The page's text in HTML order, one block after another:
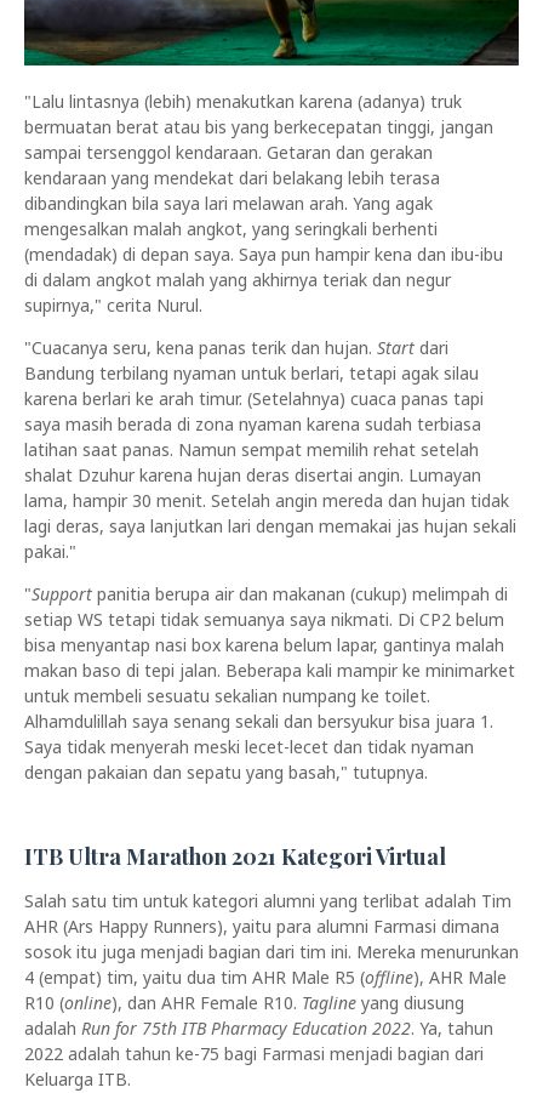
"Lalu lintasnya (lebih) menakutkan karena (adanya) truk
bermuatan berat atau bis yang berkecepatan tinggi, jangan
sampai tersenggol kendaraan. Getaran dan gerakan
kendaraan yang mendekat dari belakang lebih terasa
dibandingkan bila saya lari melawan arah. Yang agak
mengesalkan malah angkot, yang seringkali berhenti
(mendadak) di depan saya. Saya pun hampir kena dan ibu-ibu
di dalam angkot malah yang akhirnya teriak dan negur
supirnya," cerita Nurul.
"Cuacanya seru, kena panas terik dan hujan. Start dari
Bandung terbilang nyaman untuk berlari, tetapi agak silau
karena berlari ke arah timur. (Setelahnya) cuaca panas tapi
saya masih berada di zona nyaman karena sudah terbiasa
latihan saat panas. Namun sempat memilih rehat setelah
shalat Dzuhur karena hujan deras disertai angin. Lumayan
lama, hampir 30 menit. Setelah angin mereda dan hujan tidak
lagi deras, saya lanjutkan lari dengan memakai jas hujan sekali
pakai."
"Support panitia berupa air dan makanan (cukup) melimpah di
setiap WS tetapi tidak semuanya saya nikmati. Di CP2 belum
bisa menyantap nasi box karena belum lapar, gantinya malah
makan baso di tepi jalan. Beberapa kali mampir ke minimarket
untuk membeli sesuatu sekalian numpang ke toilet.
Alhamdulillah saya senang sekali dan bersyukur bisa juara 1.
Saya tidak menyerah meski lecet-lecet dan tidak nyaman
dengan pakaian dan sepatu yang basah," tutupnya.
ITB Ultra Marathon 2021 Kategori Virtual
Salah satu tim untuk kategori alumni yang terlibat adalah Tim
AHR (Ars Happy Runners), yaitu para alumni Farmasi dimana
sosok itu juga menjadi bagian dari tim ini. Mereka menurunkan
4 (empat) tim, yaitu dua tim AHR Male R5 (offline), AHR Male
R10 (online), dan AHR Female R10. Tagline yang diusung
adalah Run for 75th ITB Pharmacy Education 2022. Ya, tahun
2022 adalah tahun ke-75 bagi Farmasi menjadi bagian dari
Keluarga ITB.